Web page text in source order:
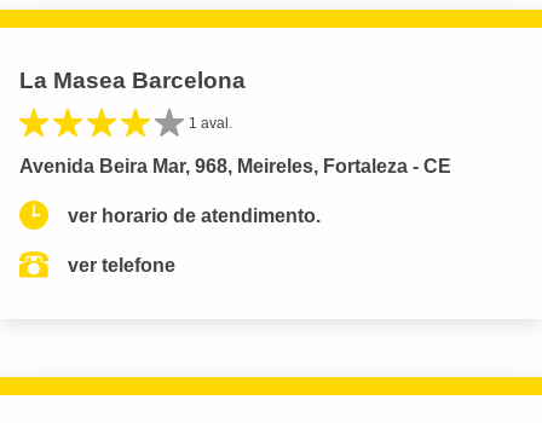
La Masea Barcelona
1 aval.
Avenida Beira Mar, 968, Meireles, Fortaleza - CE
ver horario de atendimento.
ver telefone